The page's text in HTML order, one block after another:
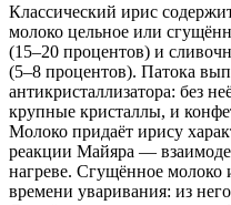
Классический ирис
молоко цельное или
(15–20 процентов) и
(5–8 процентов). Патока
антикристаллизатора: без
крупные кристаллы, и
Молоко придаёт ирису
реакции Майяра —
нагреве. Сгущённое молоко
времени уваривания: из